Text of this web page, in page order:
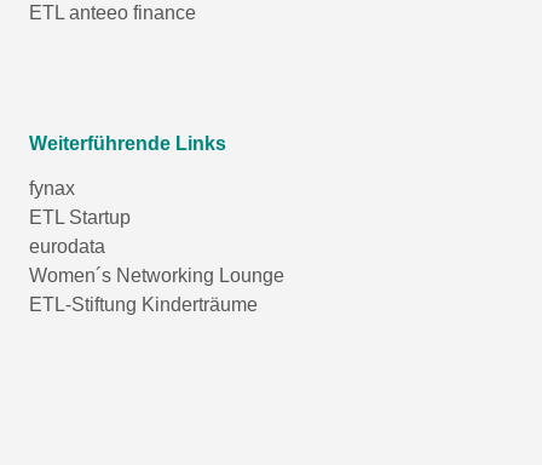
ETL anteeo finance
Weiterführende Links
fynax
ETL Startup
eurodata
Women´s Networking Lounge
ETL-Stiftung Kinderträume